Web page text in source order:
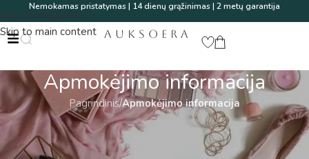
Skip to navigation
Skip to main content
Nemokamas pristatymas | 14 dienų grąžinimas | 2 metų garantija
AUKSOERA
Apmokėjimo informacija
Pagrindinis/Apmokėjimo informacija
1. Bendrosios nuostatos
1.1. Šiame puslapyje pateikiama atsiskaitymo už prekes tvarka